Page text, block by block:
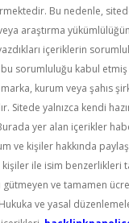
Bu nedenle,
araştırma
içeriklerin
sorumluluğu kabul etmiş
kurum veya şahıs
Sitede yalnızca kendi
yer alan içerikler
ve kişiler hakkında
kişiler ile isim benzerlikleri
gütmeyen ve tamamen
ve yasal